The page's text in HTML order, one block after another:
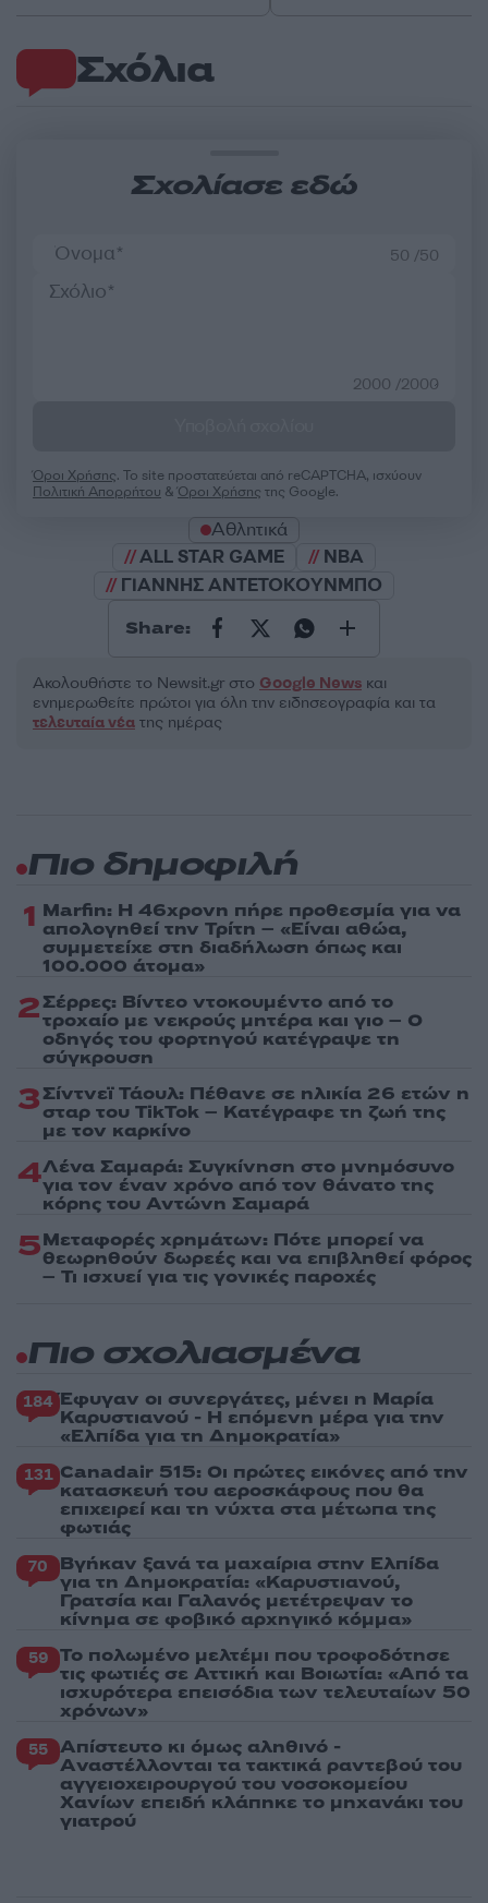
Σχόλια
Σχολίασε εδώ
50 /50
2000 /2000
Όροι Χρήσης. Το site προστατεύεται από reCAPTCHA, ισχύουν
Πολιτική Απορρήτου &Όροι Χρήσης της Google.
Αθλητικά
ALL STAR GAME
NBA
ΓΙΑΝΝΗΣ ΑΝΤΕΤΟΚΟΥΝΜΠΟ
Share:
Ακολουθήστε το Νewsit.gr στο Google News και
ενημερωθείτε πρώτοι για όλη την ειδησεογραφία και τα
τελευταία νέα της ημέρας
Πιο δημοφιλή
1 Marfin: Η 46χρονη πήρε προθεσμία για να
απολογηθεί την Τρίτη – «Είναι αθώα,
συμμετείχε στη διαδήλωση όπως και
100.000 άτομα»
2Σέρρες: Βίντεο ντοκουμέντο από το
τροχαίο με νεκρούς μητέρα και γιο – Ο
οδηγός του φορτηγού κατέγραψε τη
σύγκρουση
3Σίντνεϊ Τάουλ: Πέθανε σε ηλικία 26 ετών η
σταρ του TikTok – Kατέγραφε τη ζωή της
με τον καρκίνο
4Λένα Σαμαρά: Συγκίνηση στο μνημόσυνο
για τον έναν χρόνο από τον θάνατο της
κόρης του Αντώνη Σαμαρά
5Μεταφορές χρημάτων: Πότε μπορεί να
θεωρηθούν δωρεές και να επιβληθεί φόρος
– Τι ισχυεί για τις γονικές παροχές
Πιο σχολιασμένα
184 Έφυγαν οι συνεργάτες, μένει η Μαρία
Καρυστιανού - Η επόμενη μέρα για την
«Ελπίδα για τη Δημοκρατία»
131 Canadair 515: Οι πρώτες εικόνες από την
κατασκευή του αεροσκάφους που θα
επιχειρεί και τη νύχτα στα μέτωπα της
φωτιάς
70 Βγήκαν ξανά τα μαχαίρια στην Ελπίδα
για τη Δημοκρατία: «Καρυστιανού,
Γρατσία και Γαλανός μετέτρεψαν το
κίνημα σε φοβικό αρχηγικό κόμμα»
59 Το πολωμένο μελτέμι που τροφοδότησε
τις φωτιές σε Αττική και Βοιωτία: «Από τα
ισχυρότερα επεισόδια των τελευταίων 50
χρόνων»
55 Απίστευτο κι όμως αληθινό -
Aναστέλλονται τα τακτικά ραντεβού του
αγγειοχειρουργού του νοσοκομείου
Χανίων επειδή κλάπηκε το μηχανάκι του
γιατρού